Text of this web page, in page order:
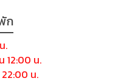
ก
.
12:00 น.
น.